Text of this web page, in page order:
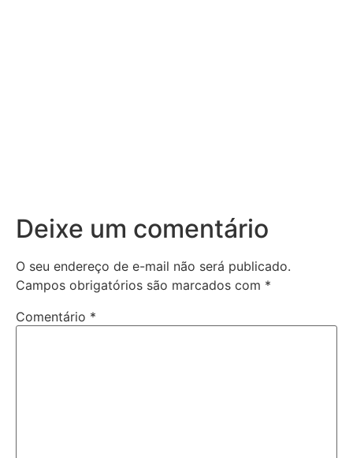
Deixe um comentário
O seu endereço de e-mail não será publicado.
Campos obrigatórios são marcados com *
Comentário *